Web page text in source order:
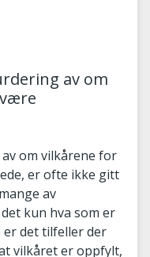
av om
om vilkårene for
er ofte ikke gitt
av
kun hva som er
er det tilfeller der
vilkåret er oppfylt,